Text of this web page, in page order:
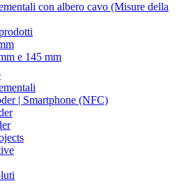
con albero cavo (Misure della
e 145 mm
| Smartphone (NFC)